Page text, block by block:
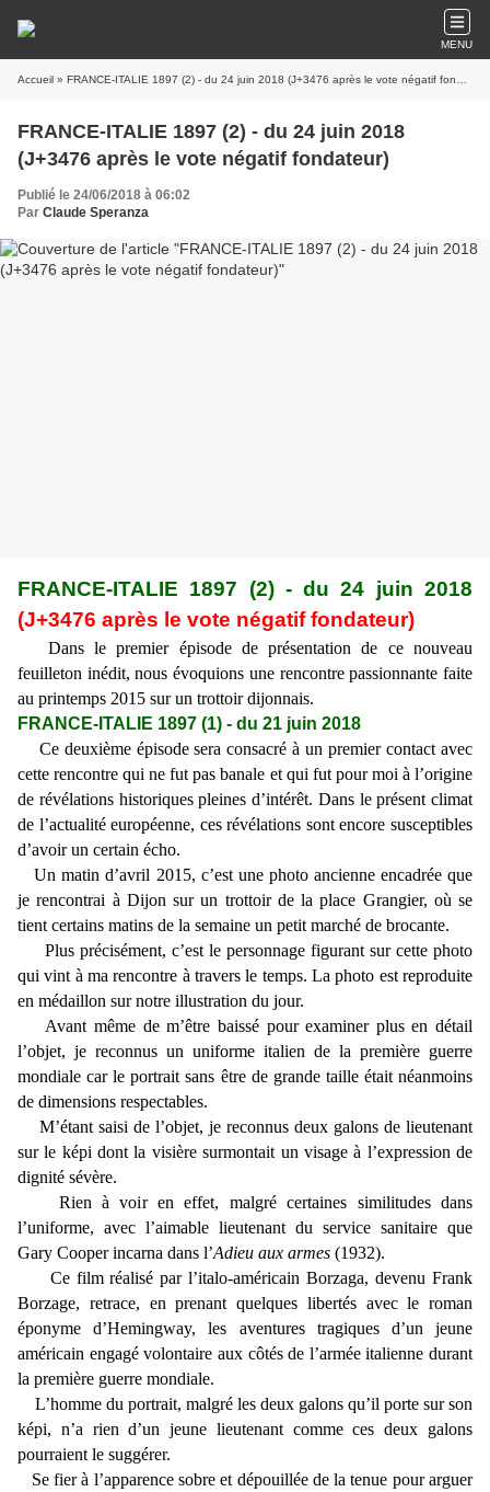
MENU
Accueil » FRANCE-ITALIE 1897 (2) - du 24 juin 2018 (J+3476 après le vote négatif fondateur)
FRANCE-ITALIE 1897 (2) - du 24 juin 2018
(J+3476 après le vote négatif fondateur)
Publié le 24/06/2018 à 06:02
Par Claude Speranza
FRANCE-ITALIE 1897 (2) - du 24 juin 2018
(J+3476 après le vote négatif fondateur)
Dans le premier épisode de présentation de ce nouveau
feuilleton inédit, nous évoquions une rencontre passionnante faite
au printemps 2015 sur un trottoir dijonnais.
FRANCE-ITALIE 1897 (1) - du 21 juin 2018
Ce deuxième épisode sera consacré à un premier contact avec
cette rencontre qui ne fut pas banale et qui fut pour moi à l’origine
de révélations historiques pleines d’intérêt. Dans le présent climat
de l’actualité européenne, ces révélations sont encore susceptibles
d’avoir un certain écho.
Un matin d’avril 2015, c’est une photo ancienne encadrée que
je rencontrai à Dijon sur un trottoir de la place Grangier, où se
tient certains matins de la semaine un petit marché de brocante.
Plus précisément, c’est le personnage figurant sur cette photo
qui vint à ma rencontre à travers le temps. La photo est reproduite
en médaillon sur notre illustration du jour.
Avant même de m’être baissé pour examiner plus en détail
l’objet, je reconnus un uniforme italien de la première guerre
mondiale car le portrait sans être de grande taille était néanmoins
de dimensions respectables.
M’étant saisi de l’objet, je reconnus deux galons de lieutenant
sur le képi dont la visière surmontait un visage à l’expression de
dignité sévère.
Rien à voir en effet, malgré certaines similitudes dans
l’uniforme, avec l’aimable lieutenant du service sanitaire que
Gary Cooper incarna dans l’Adieu aux armes (1932).
Ce film réalisé par l’italo-américain Borzaga, devenu Frank
Borzage, retrace, en prenant quelques libertés avec le roman
éponyme d’Hemingway, les aventures tragiques d’un jeune
américain engagé volontaire aux côtés de l’armée italienne durant
la première guerre mondiale.
L’homme du portrait, malgré les deux galons qu’il porte sur son
képi, n’a rien d’un jeune lieutenant comme ces deux galons
pourraient le suggérer.
Se fier à l’apparence sobre et dépouillée de la tenue pour arguer